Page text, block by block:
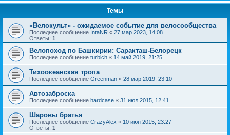
Темы
«Велокульт» - ожидаемое событие для велосообщества
Последнее сообщение IntaNR « 27 мар 2023, 14:08
Ответы: 1
Велопоход по Башкирии: Саракташ-Белорецк
Последнее сообщение turbich « 14 май 2019, 21:25
Тихоокеанская тропа
Последнее сообщение Greenman « 28 мар 2019, 23:10
Автозаброска
Последнее сообщение hardcase « 31 июл 2015, 12:41
Шаровы братья
Последнее сообщение CrazyAlex « 10 июн 2015, 23:27
Ответы: 1